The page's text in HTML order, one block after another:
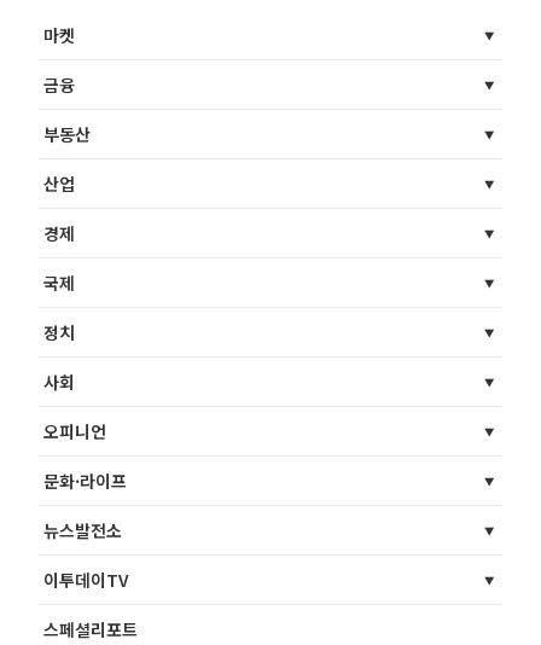
마켓
금융
부동산
산업
경제
국제
정치
사회
오피니언
문화·라이프
뉴스발전소
이투데이TV
스페셜리포트